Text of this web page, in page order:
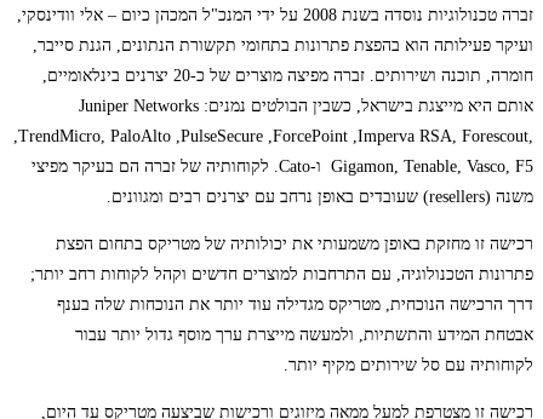
זברה טכנולוגיות נוסדה בשנת 2008 על ידי המנכ"ל המכהן כיום – אלי וודינסקי,
ועיקר פעילותה הוא בהפצת פתרונות בתחומי תקשורת הנתונים, הגנת סייבר,
חומרה, תוכנה ושירותים. זברה מפיצה מוצרים של כ-20 יצרנים בינלאומיים,
אותם היא מייצגת בישראל, כשבין הבולטים נמנים: Juniper Networks
,TrendMicro, PaloAlto ,PulseSecure ,ForcePoint ,Imperva RSA, Forescout,
Gigamon, Tenable, Vasco, F5 ו-Cato. לקוחותיה של זברה הם בעיקר מפיצי
משנה (resellers) שעובדים באופן נרחב עם יצרנים רבים ומגוונים.
רכישה זו מחזקת באופן משמעותי את יכולותיה של מטריקס בתחום הפצת
פתרונות הטכנולוגיה, עם התרחבות למוצרים חדשים וקהל לקוחות רחב יותר;
דרך הרכישה הנוכחית, מטריקס מגדילה עוד יותר את הנוכחות שלה בענף
אבטחת המידע והתשתיות, ולמעשה מייצרת ערך מוסף גדול יותר עבור
לקוחותיה עם סל שירותים מקיף יותר.
רכישה זו מצטרפת למעל ממאה מיזוגים ורכישות שביצעה מטריקס עד היום,